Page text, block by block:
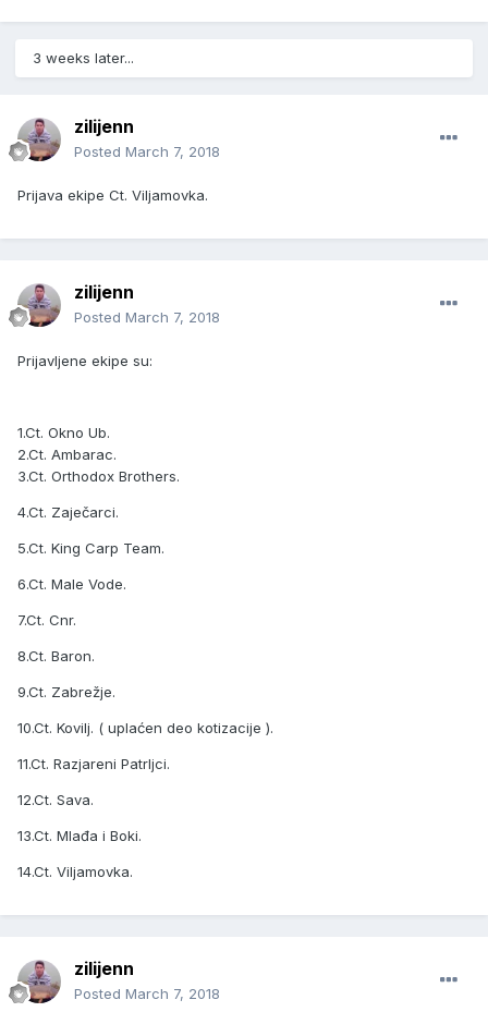
3 weeks later...
zilijenn
Posted March 7, 2018
Prijava ekipe Ct. Viljamovka.
zilijenn
Posted March 7, 2018
Prijavljene ekipe su:
1.Ct. Okno Ub.
2.Ct. Ambarac.
3.Ct. Orthodox Brothers.
4.Ct. Zaječarci.
5.Ct. King Carp Team.
6.Ct. Male Vode.
7.Ct. Cnr.
8.Ct. Baron.
9.Ct. Zabrežje.
10.Ct. Kovilj. ( uplaćen deo kotizacije ).
11.Ct. Razjareni Patrljci.
12.Ct. Sava.
13.Ct. Mlađa i Boki.
14.Ct. Viljamovka.
zilijenn
Posted March 7, 2018